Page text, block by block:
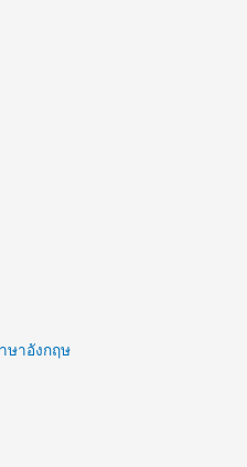
ษาอังกฤษ